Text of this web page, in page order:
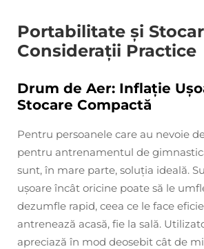
Portabilitate și
Considerații Practice
Drum de Aer: Inflație
Stocare Compactă
Pentru persoanele care au nevoie
pentru antrenamentul de
sunt, în mare parte, soluția ideală.
ușoare încât oricine poate să le
dezumfle rapid, ceea ce le face
antrenează acasă, fie la sală.
apreciază în mod deosebit cât de